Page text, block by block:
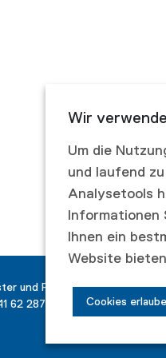
und Fassaden
62 287 40 00
Um die
und laufend
Analysetools
Informationen
Ihnen ein
Website
Cookies